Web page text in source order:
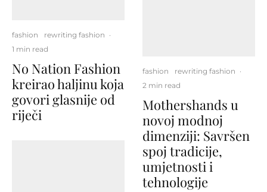
fashion rewriting fashion ·
1 min read
No Nation Fashion
kreirao haljinu koja
govori glasnije od
riječi
fashion rewriting fashion ·
2 min read
Mothershands u
novoj modnoj
dimenziji: Savršen
spoj tradicije,
umjetnosti i
tehnologije